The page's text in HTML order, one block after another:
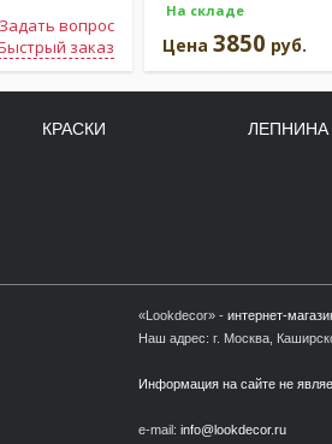
Задать вопрос
заказ
На складе
Цена 3850 руб.
КРАСКИ ЛЕПНИНА
«Lookdecor» - интернет-
Наш адрес: г. Москва,
Информация на сайте не
e-mail: info@lookdecor.ru